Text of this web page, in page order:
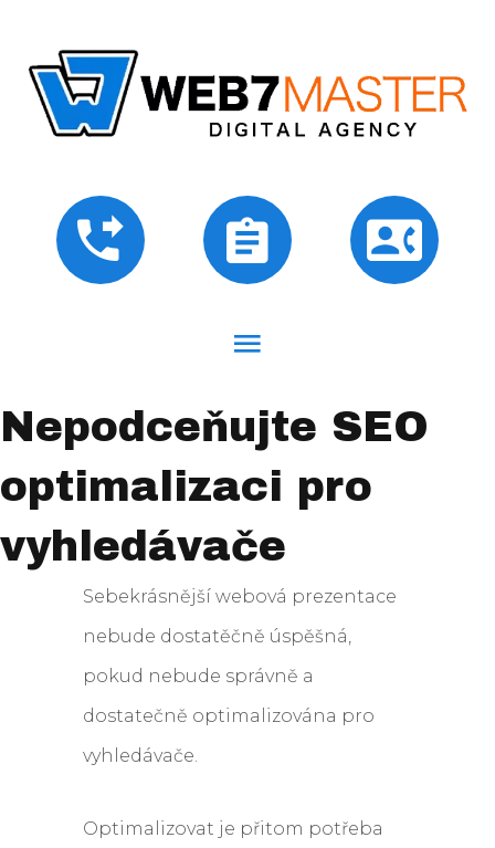
Nepodceňujte SEO
optimalizaci pro
vyhledávače
Sebekrásnější webová prezentace
nebude dostatěčně úspěšná,
pokud nebude správně a
dostatečně optimalizována pro
vyhledávače.
Optimalizovat je přitom potřeba